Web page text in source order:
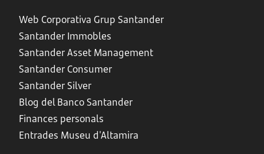
Web Corporativa Grup Santander
Santander Immobles
Santander Asset Management
Santander Consumer
Santander Silver
Blog del Banco Santander
Finances personals
Entrades Museu d'Altamira